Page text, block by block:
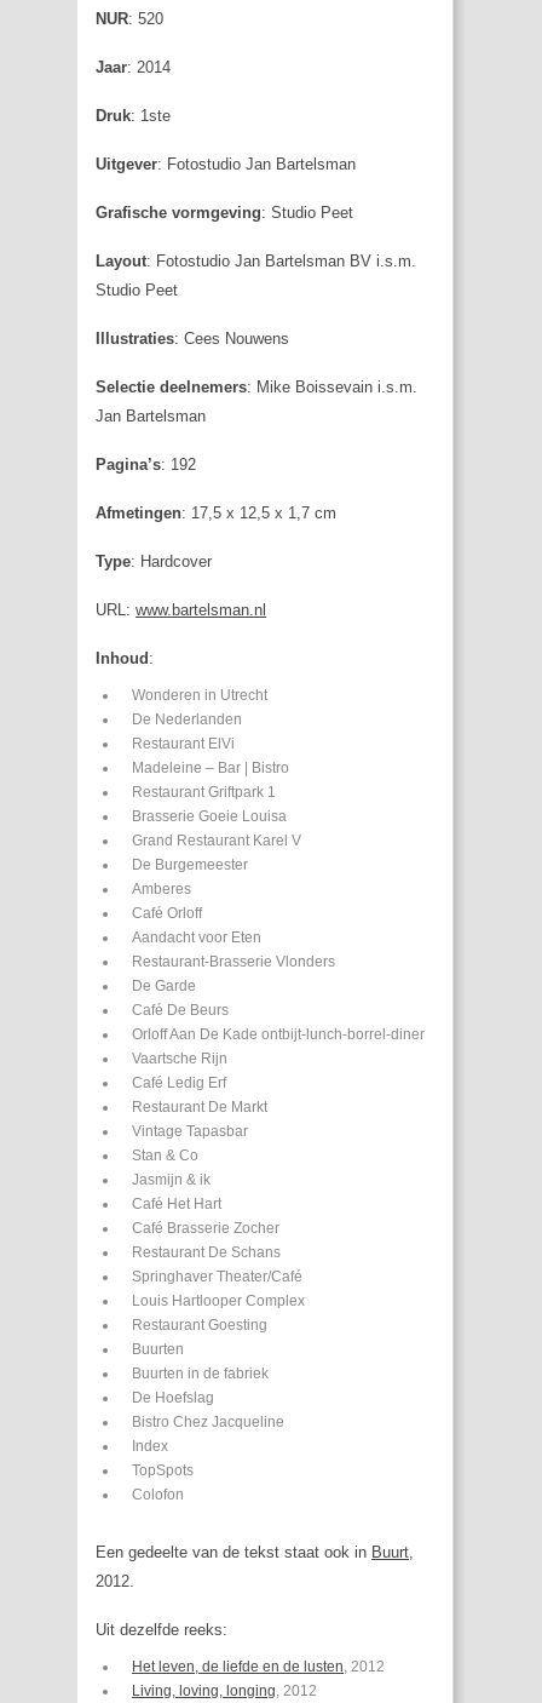
NUR: 520
Jaar: 2014
Druk: 1ste
Uitgever: Fotostudio Jan Bartelsman
Grafische vormgeving: Studio Peet
Layout: Fotostudio Jan Bartelsman BV i.s.m.
Studio Peet
Illustraties: Cees Nouwens
Selectie deelnemers: Mike Boissevain i.s.m.
Jan Bartelsman
Pagina’s: 192
Afmetingen: 17,5 x 12,5 x 1,7 cm
Type: Hardcover
URL: www.bartelsman.nl
Inhoud:
Wonderen in Utrecht
De Nederlanden
Restaurant ElVi
Madeleine – Bar | Bistro
Restaurant Griftpark 1
Brasserie Goeie Louisa
Grand Restaurant Karel V
De Burgemeester
Amberes
Café Orloff
Aandacht voor Eten
Restaurant-Brasserie Vlonders
De Garde
Café De Beurs
Orloff Aan De Kade ontbijt-lunch-borrel-diner
Vaartsche Rijn
Café Ledig Erf
Restaurant De Markt
Vintage Tapasbar
Stan & Co
Jasmijn & ik
Café Het Hart
Café Brasserie Zocher
Restaurant De Schans
Springhaver Theater/Café
Louis Hartlooper Complex
Restaurant Goesting
Buurten
Buurten in de fabriek
De Hoefslag
Bistro Chez Jacqueline
Index
TopSpots
Colofon
Een gedeelte van de tekst staat ook in Buurt
2012.
Uit dezelfde reeks:
Het leven, de liefde en de lusten , 2012
Living, loving, longing , 2012